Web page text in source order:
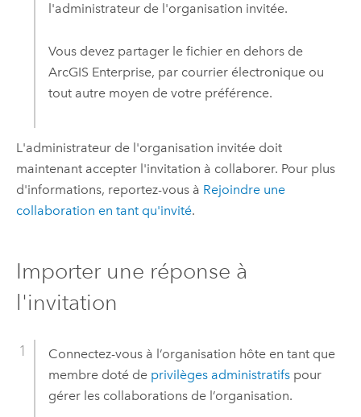
l'administrateur de l'organisation invitée.
Vous devez partager le fichier en dehors de
ArcGIS Enterprise, par courrier électronique ou
tout autre moyen de votre préférence.
L'administrateur de l'organisation invitée doit
maintenant accepter l'invitation à collaborer. Pour plus
d'informations, reportez-vous à Rejoindre une
collaboration en tant qu'invité.
Importer une réponse à
l'invitation
Connectez-vous à l’organisation hôte en tant que
membre doté de privilèges administratifspour
gérer les collaborations de l’organisation.